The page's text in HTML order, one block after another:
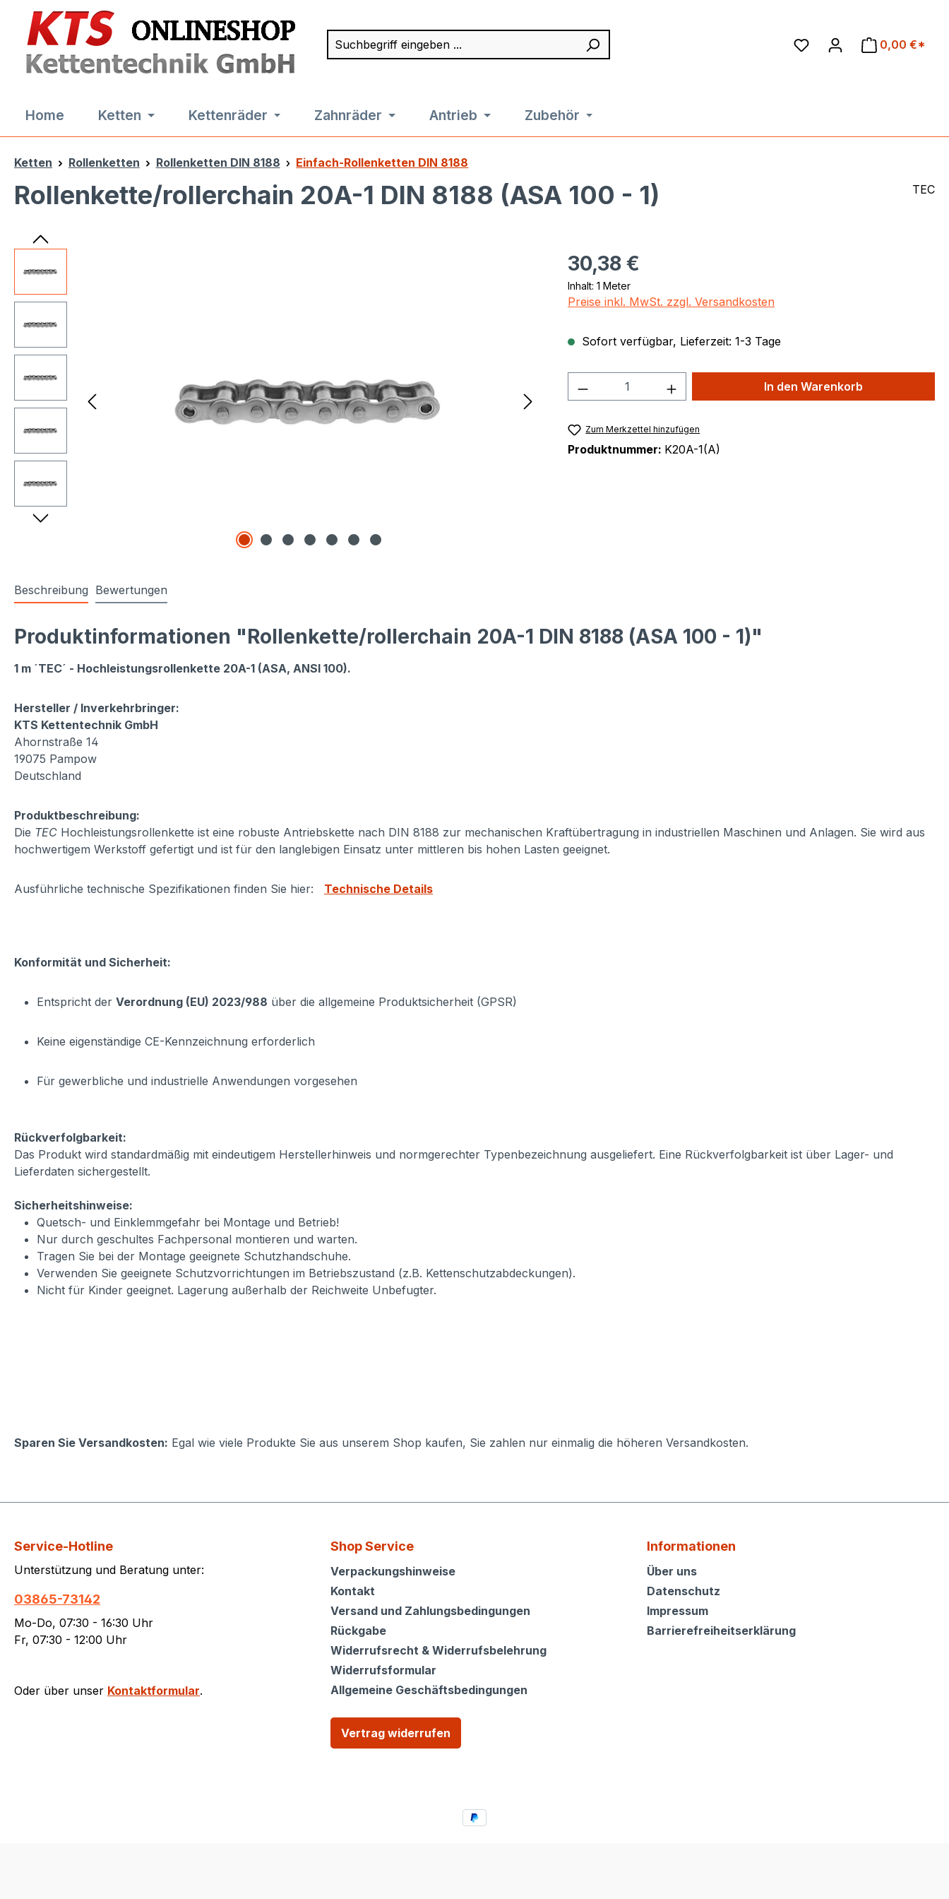
Hauptinhalt springen
Zur Suche springen
Zur Hauptnavigation springen
Suchbegriff eingeben ...
0,00 €*
Home Ketten Kettenräder Zahnräder Antrieb Zubehör
Ketten Rollenketten Rollenketten DIN 8188 Einfach-Rollenketten DIN 8188
Rollenkette/rollerchain 20A-1 DIN 8188 (ASA 100 - 1) TEC
Regulärer Preis:
30,38 €
Inhalt: 1 Meter
Preise inkl. MwSt. zzgl. Versandkosten
Sofort verfügbar, Lieferzeit: 1-3 Tage
Produkt Anzahl: Gib den gewünschten Wert
In den Warenkorb
Zum Merkzettel hinzufügen
Produktnummer: K20A-1(A)
Beschreibung Bewertungen
Produktinformationen "Rollenkette/rollerchain 20A-1 DIN 8188 (ASA 100 - 1)"
1 m ´TEC´ - Hochleistungsrollenkette 20A-1 (ASA, ANSI 100).
Hersteller / Inverkehrbringer:
KTS Kettentechnik GmbH
Ahornstraße 14
19075 Pampow
Deutschland
Produktbeschreibung:
Die TEC Hochleistungsrollenkette ist eine robuste Antriebskette nach DIN 8188 zur mechanischen Kraftübertragung in industriellen Maschinen und Anlagen. Sie wird aus
hochwertigem Werkstoff gefertigt und ist für den langlebigen Einsatz unter mittleren bis hohen Lasten geeignet.
Ausführliche technische Spezifikationen finden Sie hier: Technische Details
Konformität und Sicherheit:
Entspricht der Verordnung (EU) 2023/988 über die allgemeine Produktsicherheit (GPSR)
Keine eigenständige CE-Kennzeichnung erforderlich
Für gewerbliche und industrielle Anwendungen vorgesehen
Rückverfolgbarkeit:
Das Produkt wird standardmäßig mit eindeutigem Herstellerhinweis und normgerechter Typenbezeichnung ausgeliefert. Eine Rückverfolgbarkeit ist über Lager- und
Lieferdaten sichergestellt.
Sicherheitshinweise:
Quetsch- und Einklemmgefahr bei Montage und Betrieb!
Nur durch geschultes Fachpersonal montieren und warten.
Tragen Sie bei der Montage geeignete Schutzhandschuhe.
Verwenden Sie geeignete Schutzvorrichtungen im Betriebszustand (z.B. Kettenschutzabdeckungen).
Nicht für Kinder geeignet. Lagerung außerhalb der Reichweite Unbefugter.
Sparen Sie Versandkosten: Egal wie viele Produkte Sie aus unserem Shop kaufen, Sie zahlen nur einmalig die höheren Versandkosten.
Service-Hotline
Unterstützung und Beratung unter:
03865-73142
Mo-Do, 07:30 - 16:30 Uhr
Fr, 07:30 - 12:00 Uhr
Oder über unser Kontaktformular.
Shop Service
Shop Service
Verpackungshinweise
Kontakt
Versand und Zahlungsbedingungen
Rückgabe
Widerrufsrecht & Widerrufsbelehrung
Widerrufsformular
Allgemeine Geschäftsbedingungen
Vertrag widerrufen
Informationen
Informationen
Über uns
Datenschutz
Impressum
Barrierefreiheitserklärung